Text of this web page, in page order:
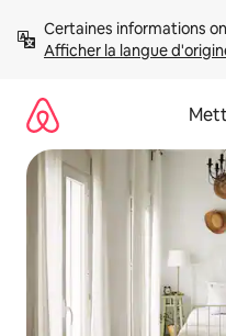
directement
Afficher la langue